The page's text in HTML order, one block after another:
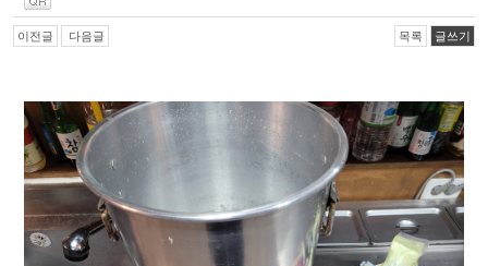
이전글 다음글 목록 글쓰기